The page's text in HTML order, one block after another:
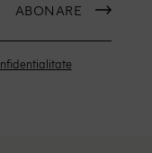
ABONARE